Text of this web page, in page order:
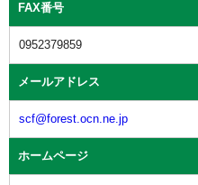
FAX番号
0952379859
メールアドレス
scf@forest.ocn.ne.jp
ホームページ